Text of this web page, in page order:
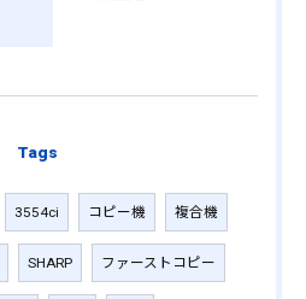
Tags
3554ci コピー機 複合機
SHARP ファーストコピー